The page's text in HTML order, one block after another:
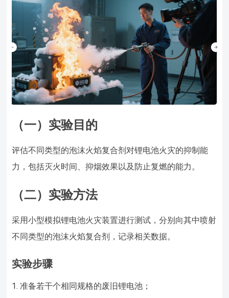
（一）实验目的
评估不同类型的泡沫火焰复合剂对锂电池火灾的抑制能
力，包括灭火时间、抑烟效果以及防止复燃的能力。
（二）实验方法
采用小型模拟锂电池火灾装置进行测试，分别向其中喷射
不同类型的泡沫火焰复合剂，记录相关数据。
实验步骤
准备若干个相同规格的废旧锂电池；